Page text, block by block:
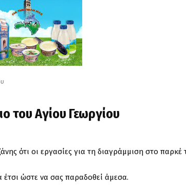
του Αγίου Γεωργίου
ότι οι εργασίες για τη διαγράμμιση στο παρκέ
ώστε να σας παραδοθεί άμεσα.